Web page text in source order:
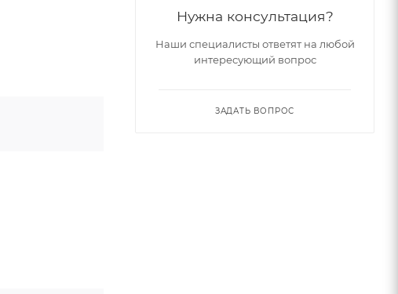
Нужна консультация?
Наши специалисты ответят на любой
интересующий вопрос
ЗАДАТЬ ВОПРОС